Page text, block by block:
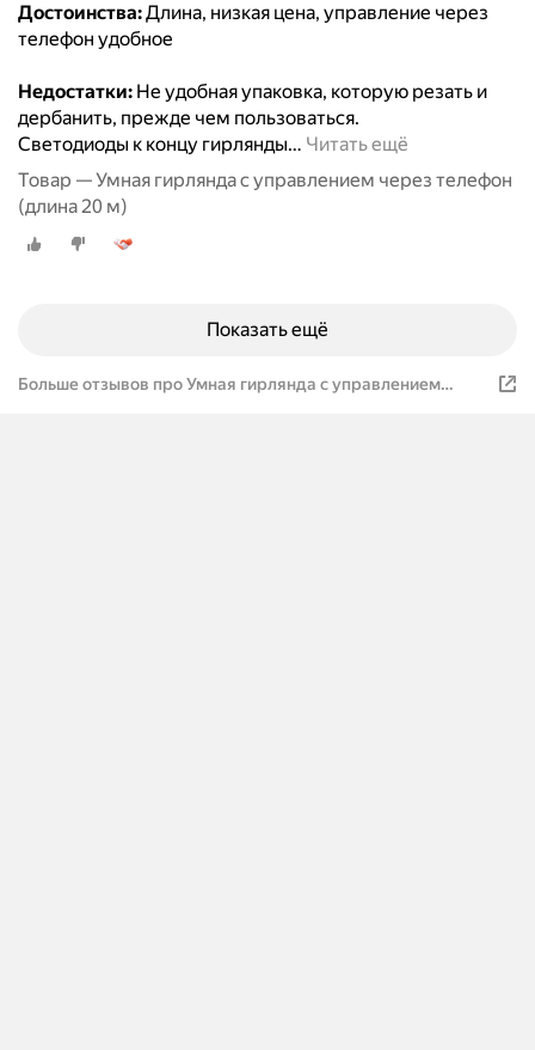
Достоинства:Длина, низкая цена, управление через
телефон удобное
Недостатки: Не удобная упаковка, которую резать и
дербанить, прежде чем пользоваться.
Светодиоды к концу гирлянды… Читать ещё
Товар — Умная гирлянда с управлением через телефон
(длина 20 м)
Показать ещё
Больше отзывов про Умная гирлянда с управлением